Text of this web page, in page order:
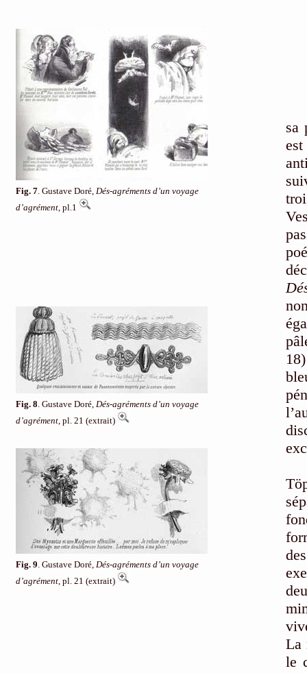
Fig. 7. Gustave Doré, Dés-agréments d’un voyage
d’agrément, pl.1
Fig. 8. Gustave Doré, Dés-agréments d’un voyage
d’agrément, pl. 21 (extrait)
Fig. 9. Gustave Doré, Dés-agréments d’un voyage
d’agrément, pl. 21 (extrait)
sa
La
le